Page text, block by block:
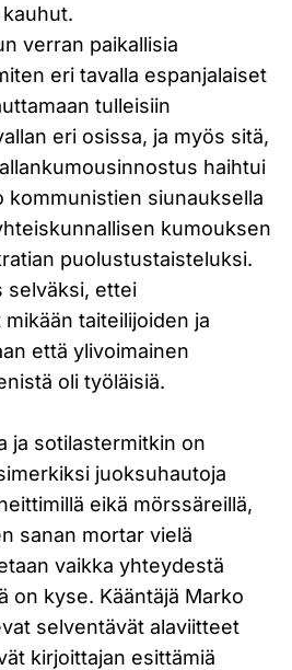
verran paikallisia
eri tavalla espanjalaiset
tulleisiin
eri osissa, ja myös sitä,
haihtui
kommunistien siunauksella
kumouksen
puolustustaisteluksi.
selväksi, ettei
taiteilijoiden ja
että ylivoimainen
oli työläisiä.
ja sotilastermitkin on
juoksuhautoja
eikä mörssäreillä,
sanan mortar vielä
vaikka yhteydestä
on kyse. Kääntäjä Marko
selventävät alaviitteet
kirjoittajan esittämiä